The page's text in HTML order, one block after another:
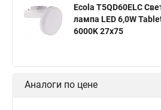
Ecola T5QD60ELC
лампа LED 6,0W
6000K 27x75
Аналоги по цене